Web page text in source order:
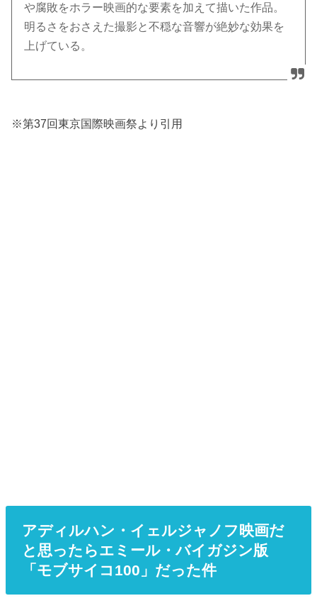
や腐敗をホラー映画的な要素を加えて描いた作品。
明るさをおさえた撮影と不穏な音響が絶妙な効果を
上げている。
※第37回東京国際映画祭より引用
アディルハン・イェルジャノフ映画だ
と思ったらエミール・バイガジン版
「モブサイコ100」だった件